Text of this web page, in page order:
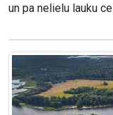
un pa nelielu lauku